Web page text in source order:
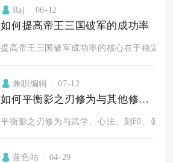
Raj 06-12
如何提高帝王三国破军的成功率
提高帝王三国破军成功率的核心在于稳定触
兼职编辑 07-12
如何平衡影之刃修为与其他修为的提升
平衡影之刃修为与武学、心法、刻印、装备
蓝色咕 04-29